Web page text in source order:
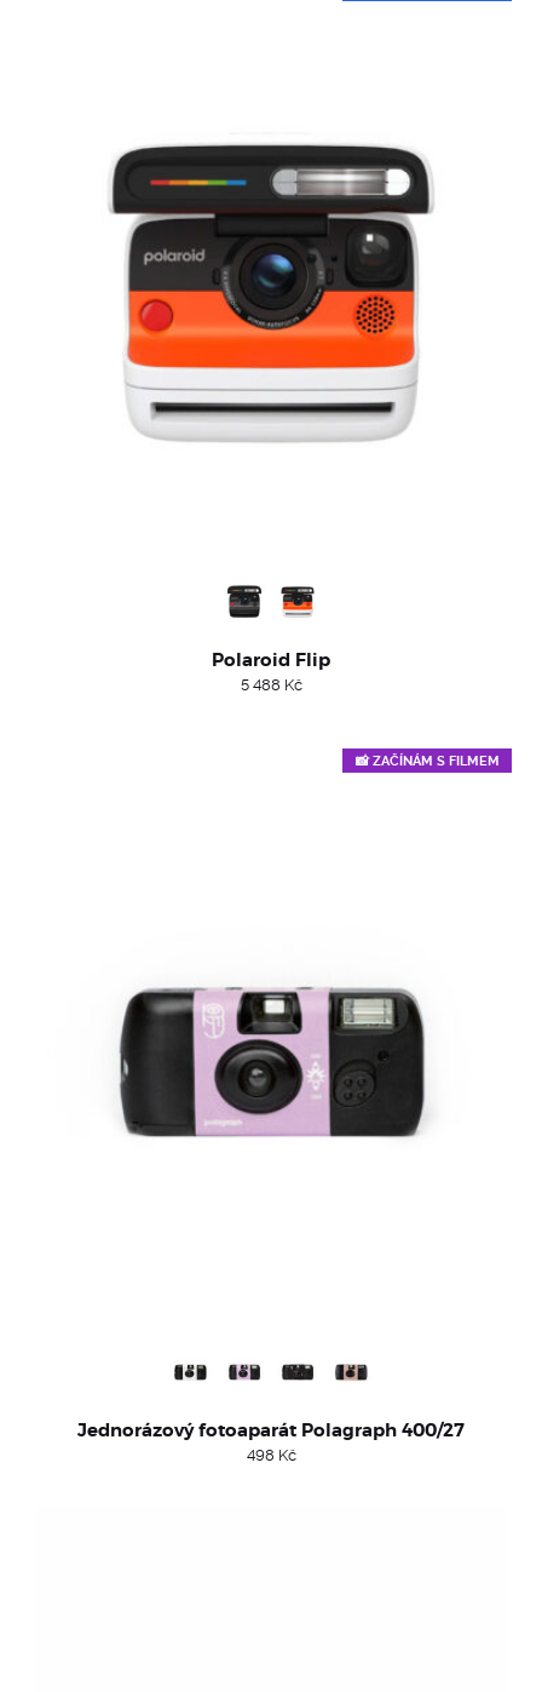
Polaroid Flip
5 488 Kč
📸 ZAČÍNÁM S FILMEM
Jednorázový fotoaparát Polagraph 400/27
498 Kč